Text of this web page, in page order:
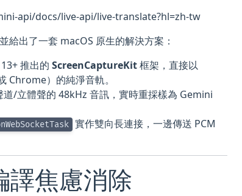
api/docs/live-api/live-translate?hl=zh-tw
給出了一套 macOS 原生的解決方案：
13+ 推出的ScreenCaptureKit框架，直接以
Chrome）的純淨音軌。
道/立體聲的 48kHz 音訊，實時重採樣為 Gemini
實作雙向長連接，一邊傳送 PCM
譯焦慮消除